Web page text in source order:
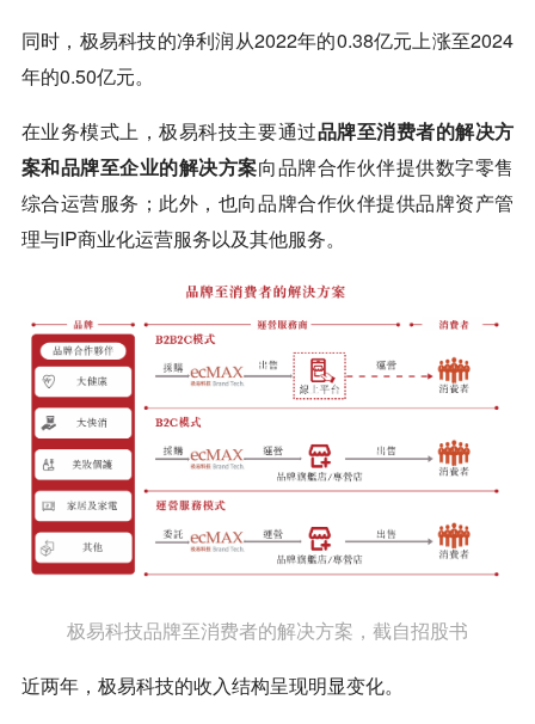
同时，极易科技的净利润从2022年的0.38亿元上涨至2024
年的0.50亿元。
在业务模式上，极易科技主要通过品牌至消费者的解决方
案和品牌至企业的解决方案向品牌合作伙伴提供数字零售
综合运营服务；此外，也向品牌合作伙伴提供品牌资产管
理与IP商业化运营服务以及其他服务。
极易科技品牌至消费者的解决方案，截自招股书
近两年，极易科技的收入结构呈现明显变化。